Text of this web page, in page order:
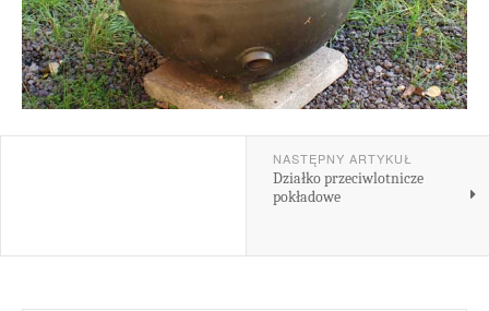
NASTĘPNY ARTYKUŁ
Działko przeciwlotnicze
pokładowe